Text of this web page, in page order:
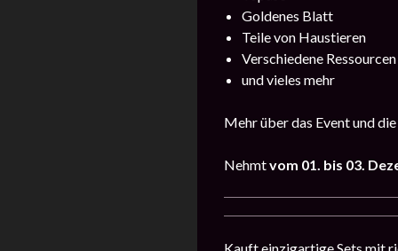
Goldenes Blatt
Teile von Haustieren
Verschiedene
und vieles mehr
Mehr über das Event und
Nehmtvom 01. bis 03.